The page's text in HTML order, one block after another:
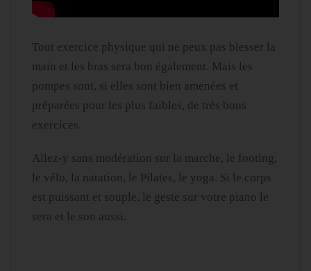
Tout exercice physique qui ne peux pas blesser la
main et les bras sera bon également. Mais les
pompes sont, si elles sont bien amenées et
préparées pour les plus faibles, de très bons
exercices.
Allez-y sans modération sur la marche, le footing,
le vélo, la natation, le Pilates, le yoga. Si le corps
est puissant et souple, le geste sur votre piano le
sera et le son aussi.